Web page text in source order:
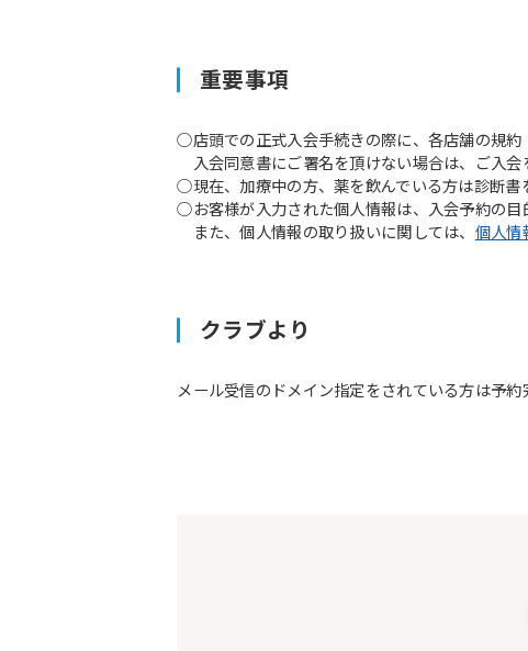
重要事項
○店頭での正式入会手続きの際に、各店舗の規約
入会同意書にご署名を頂けない場合は、ご入会
○現在、加療中の方、薬を飲んでいる方は診断書
○お客様が入力された個人情報は、入会予約の目
また、個人情報の取り扱いに関しては、 個人情
クラブより
メール受信のドメイン指定をされている方は予